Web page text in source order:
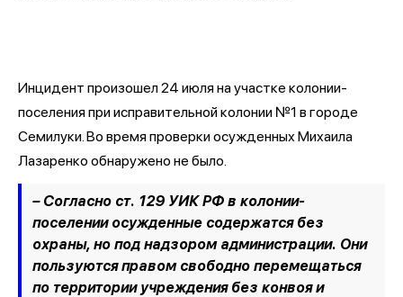
Инцидент произошел 24 июля на участке колонии-
поселения при исправительной колонии №1 в городе
Семилуки. Во время проверки осужденных Михаила
Лазаренко обнаружено не было.
– Согласно ст. 129 УИК РФ в колонии-
поселении осужденные содержатся без
охраны, но под надзором администрации. Они
пользуются правом свободно перемещаться
по территории учреждения без конвоя и